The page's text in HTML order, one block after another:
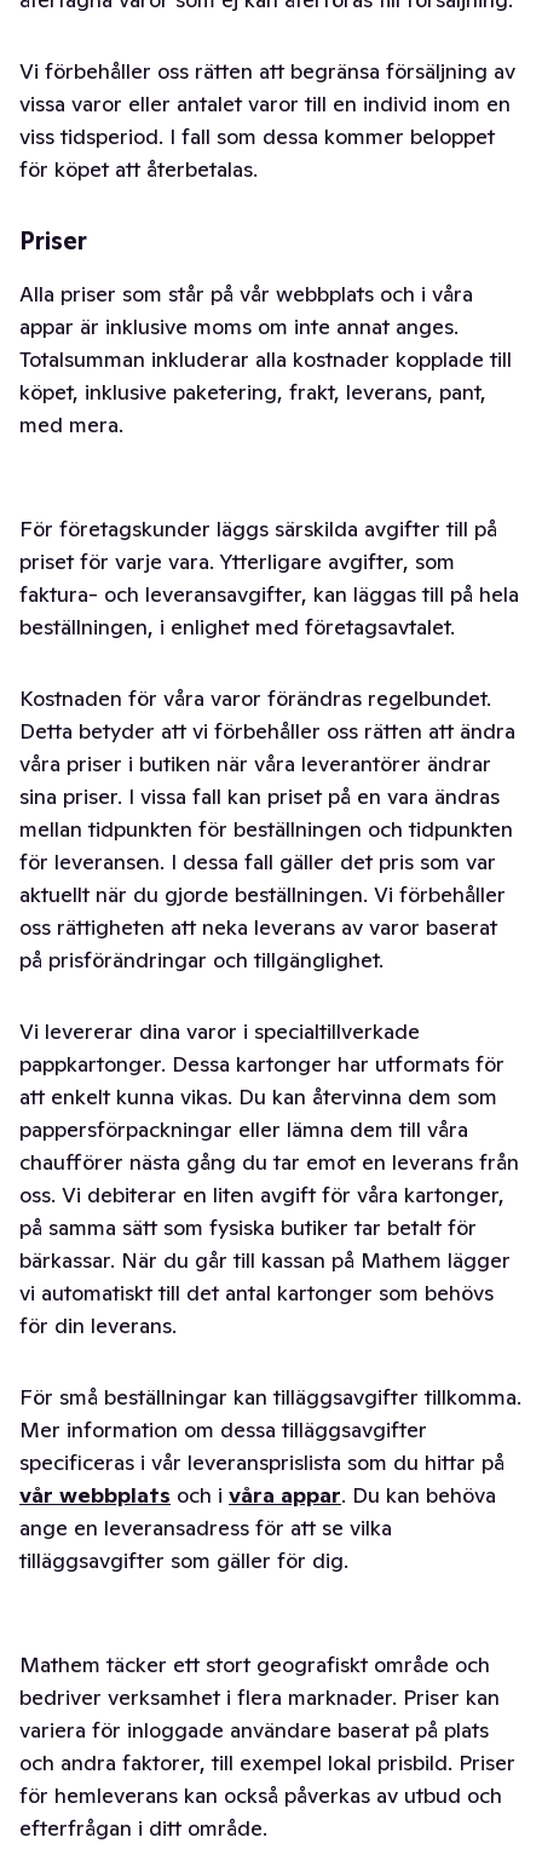
Vi förbehåller oss rätten att begränsa försäljning av
vissa varor eller antalet varor till en individ inom en
viss tidsperiod. I fall som dessa kommer beloppet
för köpet att återbetalas.
Priser
Alla priser som står på vår webbplats och i våra
appar är inklusive moms om inte annat anges.
Totalsumman inkluderar alla kostnader kopplade till
köpet, inklusive paketering, frakt, leverans, pant,
med mera.
För företagskunder läggs särskilda avgifter till på
priset för varje vara. Ytterligare avgifter, som
faktura- och leveransavgifter, kan läggas till på hela
beställningen, i enlighet med företagsavtalet.
Kostnaden för våra varor förändras regelbundet.
Detta betyder att vi förbehåller oss rätten att ändra
våra priser i butiken när våra leverantörer ändrar
sina priser. I vissa fall kan priset på en vara ändras
mellan tidpunkten för beställningen och tidpunkten
för leveransen. I dessa fall gäller det pris som var
aktuellt när du gjorde beställningen. Vi förbehåller
oss rättigheten att neka leverans av varor baserat
på prisförändringar och tillgänglighet.
Vi levererar dina varor i specialtillverkade
pappkartonger. Dessa kartonger har utformats för
att enkelt kunna vikas. Du kan återvinna dem som
pappersförpackningar eller lämna dem till våra
chaufförer nästa gång du tar emot en leverans från
oss. Vi debiterar en liten avgift för våra kartonger,
på samma sätt som fysiska butiker tar betalt för
bärkassar. När du går till kassan på Mathem lägger
vi automatiskt till det antal kartonger som behövs
för din leverans.
För små beställningar kan tilläggsavgifter tillkomma.
Mer information om dessa tilläggsavgifter
specificeras i vår leveransprislista som du hittar på
vår webbplats och i våra appar. Du kan behöva
ange en leveransadress för att se vilka
tilläggsavgifter som gäller för dig.
Mathem täcker ett stort geografiskt område och
bedriver verksamhet i flera marknader. Priser kan
variera för inloggade användare baserat på plats
och andra faktorer, till exempel lokal prisbild. Priser
för hemleverans kan också påverkas av utbud och
efterfrågan i ditt område.